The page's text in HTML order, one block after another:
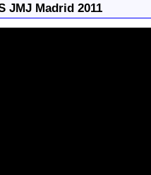
JMJ Madrid 2011